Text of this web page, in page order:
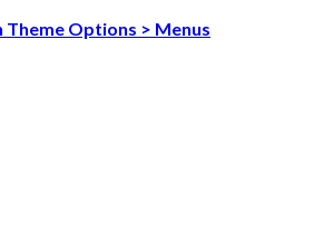
Theme Options > Menus